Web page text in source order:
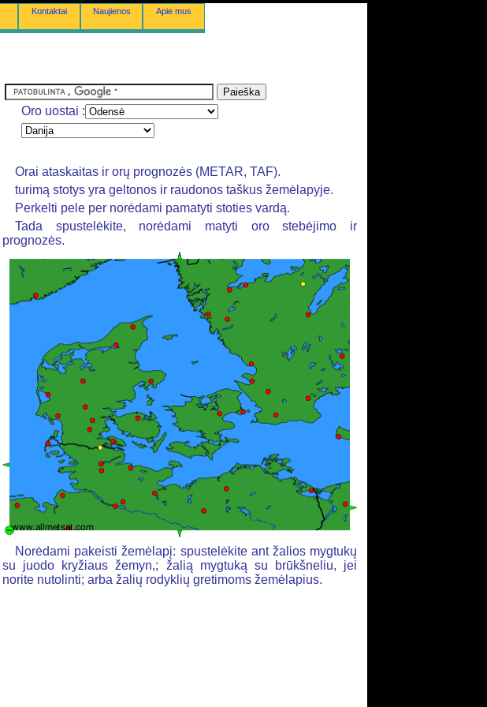
Kontaktai Naujienos Apie mus
Oro uostai :
Orai ataskaitas ir orų prognozės (METAR, TAF).
turimą stotys yra geltonos ir raudonos taškus žemėlapyje.
Perkelti pele per norėdami pamatyti stoties vardą.
Tada spustelėkite, norėdami matyti oro stebėjimo ir
prognozės.
Norėdami pakeisti žemėlapį: spustelėkite ant žalios mygtukų
su juodo kryžiaus žemyn,; žalią mygtuką su brūkšneliu, jei
norite nutolinti; arba žalių rodyklių gretimoms žemėlapius.